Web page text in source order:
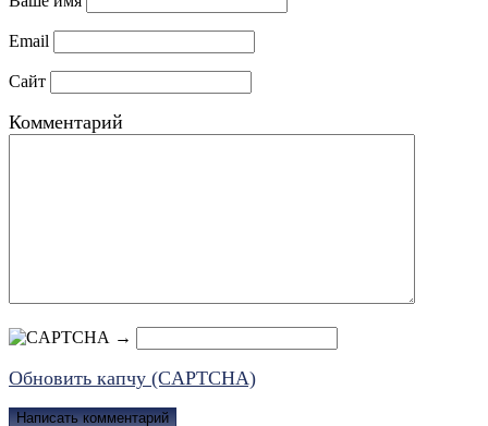
Email
Сайт
Комментарий
→
Обновить капчу (CAPTCHA)